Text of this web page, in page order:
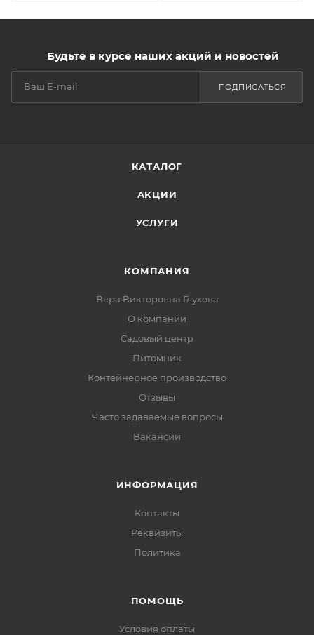
Будьте в курсе наших акций и новостей
ПОДПИСАТЬСЯ
КАТАЛОГ
АКЦИИ
УСЛУГИ
КОМПАНИЯ
Вера Викторовна Глухова
О компании
Садовый центр
Питомник
Контейнерное производство
Отзывы
Часто задаваемые вопросы
Вакансии
ИНФОРМАЦИЯ
Контакты
Реквизиты
Политика
ПОМОЩЬ
Условия оплаты